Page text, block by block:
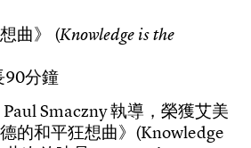
想曲》 (Knowledge isthe
90分鐘
PaulSmaczny執導 ， 榮獲艾美
德的和平狂想曲》 (Knowledge